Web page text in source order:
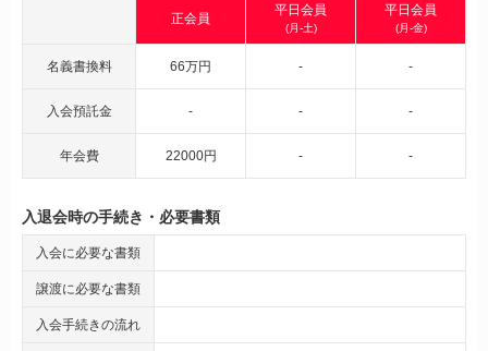
正会員
平日会員
(月-土)
平日会員
(月-金)
名義書換料 66万円 - -
入会預託金 - - -
年会費 22000円 - -
入退会時の手続き・必要書類
入会に必要な書類
譲渡に必要な書類
入会手続きの流れ